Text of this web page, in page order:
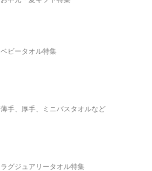
ベビータオル特集
薄手、厚手、ミニバスタオルなど
ラグジュアリータオル特集